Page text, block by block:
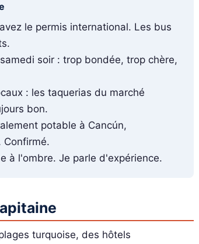
le permis international. Les bus
soir : trop bondée, trop chère,
: les taquerias du marché
bon.
potable à Cancún,
Confirmé.
à l'ombre. Je parle d'expérience.
turquoise, des hôtels